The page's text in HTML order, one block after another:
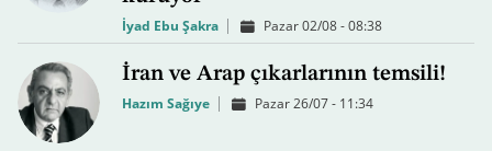
İyad Ebu Şakra Pazar 02/08 - 08:38
İran ve Arap çıkarlarının temsili!
Hazım Sağıye Pazar 26/07 - 11:34